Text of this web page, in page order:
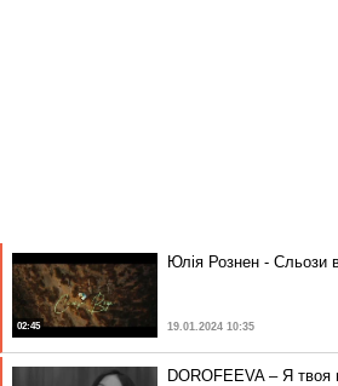
02:45
Юлія Рознен - Сльози
19.01.2024 10:35
DOROFEEVA – Я